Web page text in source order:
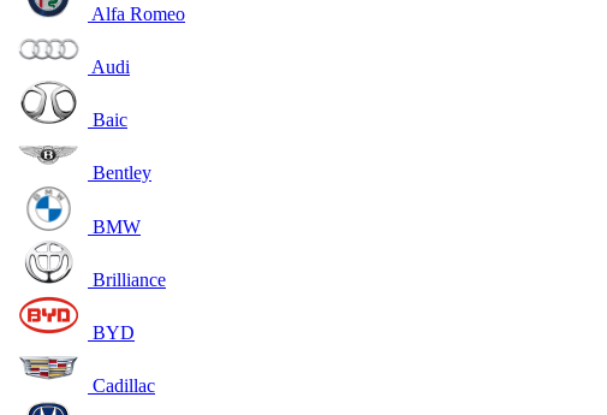
Alfa Romeo
Audi
Baic
Bentley
BMW
Brilliance
BYD
Cadillac